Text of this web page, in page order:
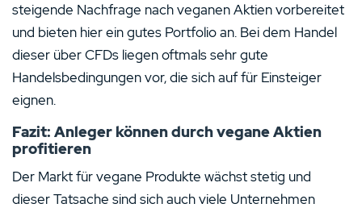
steigende Nachfrage nach veganen Aktien vorbereitet
und bieten hier ein gutes Portfolio an. Bei dem Handel
dieser über CFDs liegen oftmals sehr gute
Handelsbedingungen vor, die sich auf für Einsteiger
eignen.
Fazit: Anleger können durch vegane Aktien
profitieren
Der Markt für vegane Produkte wächst stetig und
dieser Tatsache sind sich auch viele Unternehmen